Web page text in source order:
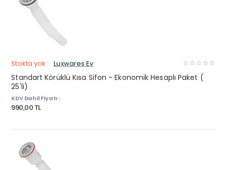
Stokta yok Luxwares Ev
Standart Körüklü Kısa Sifon - Ekonomik Hesaplı Paket (
25'li)
KDV Dahil Fiyatı :
990,00 TL